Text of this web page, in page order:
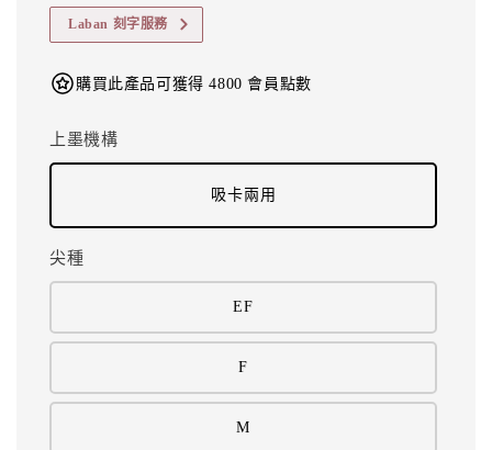
Laban 刻字服務
購買此產品可獲得 4800 會員點數
上墨機構
吸卡兩用
尖種
EF
F
M